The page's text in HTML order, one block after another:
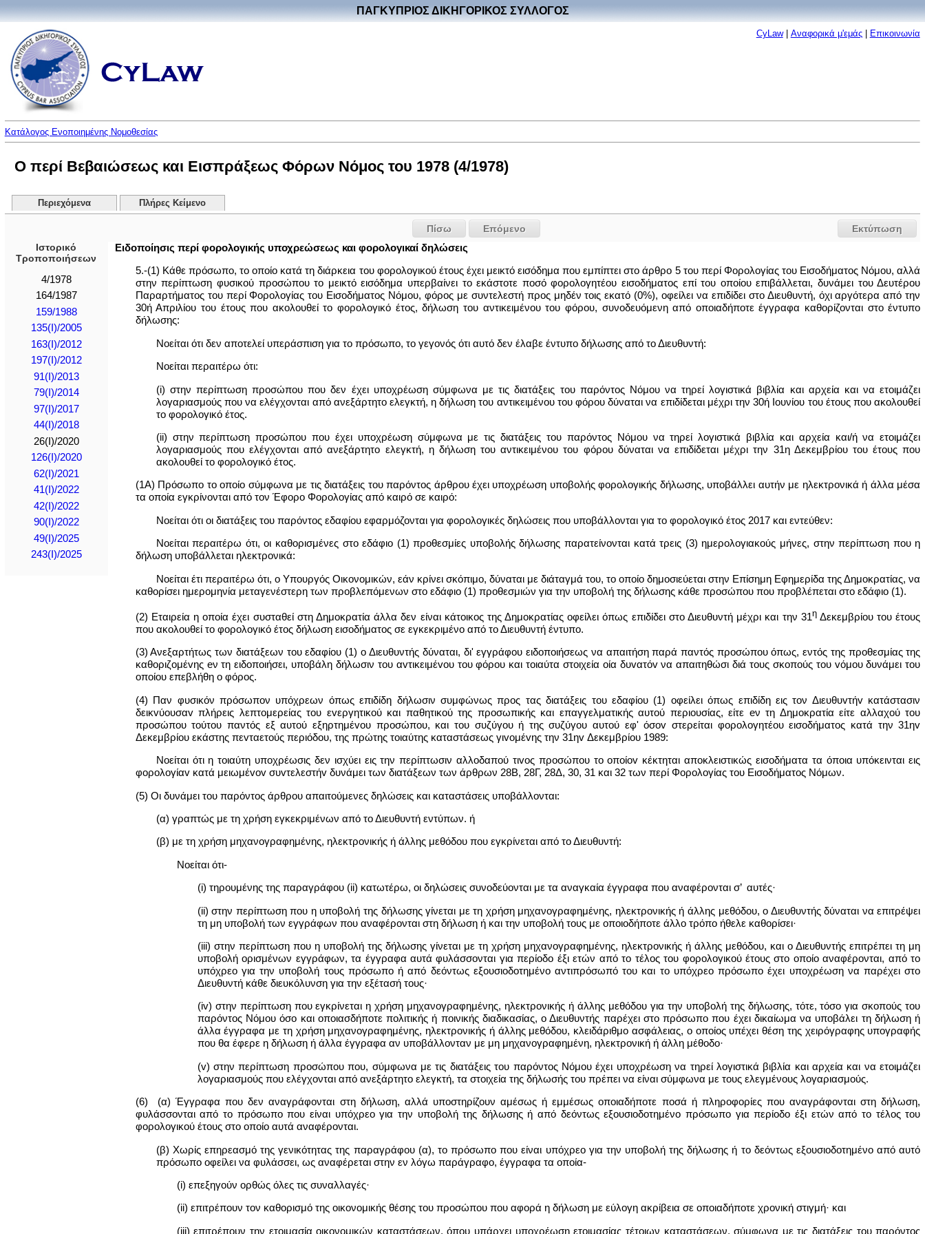
ΠΑΓΚΥΠΡΙΟΣ ΔΙΚΗΓΟΡΙΚΟΣ ΣΥΛΛΟΓΟΣ
CyLaw| Αναφορικά μ'εμάς| Επικοινωνία
Κατάλογος Ενοποιημένης Νομοθεσίας
Ο περί Βεβαιώσεως και Εισπράξεως Φόρων Νόμος του 1978 (4/1978)
Περιεχόμενα Πλήρες Κείμενο
Εκτύπωση
Πίσω
Επόμενο
Ιστορικό
Τροποποιήσεων
4/1978
164/1987
159/1988
135(I)/2005
163(Ι)/2012
197(Ι)/2012
91(I)/2013
79(Ι)/2014
97(I)/2017
44(I)/2018
26(I)/2020
126(I)/2020
62(I)/2021
41(I)/2022
42(I)/2022
90(I)/2022
49(I)/2025
243(I)/2025
Ειδoπoίησις περί φoρoλoγικής υποχρεώσεως και φoρoλoγικαί δηλώσεις
5.-(1) Κάθε πρόσωπο, το οποίο κατά τη διάρκεια του φορολογικού έτους έχει μεικτό εισόδημα που εμπίπτει στο άρθρο 5 του περί Φορολογίας του Εισοδήματος Νόμου, αλλά
στην περίπτωση φυσικού προσώπου το μεικτό εισόδημα υπερβαίνει το εκάστοτε ποσό φορολογητέου εισοδήματος επί του οποίου επιβάλλεται, δυνάμει του Δευτέρου
Παραρτήματος του περί Φορολογίας του Εισοδήματος Νόμου, φόρος με συντελεστή προς μηδέν τοις εκατό (0%), οφείλει να επιδίδει στο Διευθυντή, όχι αργότερα από την
30ή Απριλίου του έτους που ακολουθεί το φορολογικό έτος, δήλωση του αντικειμένου του φόρου, συνοδευόμενη από οποιαδήποτε έγγραφα καθορίζονται στο έντυπο
δήλωσης:
Νοείται ότι δεν αποτελεί υπεράσπιση για το πρόσωπο, το γεγονός ότι αυτό δεν έλαβε έντυπο δήλωσης από το Διευθυντή:
Νοείται περαιτέρω ότι:
(i) στην περίπτωση προσώπου που δεν έχει υποχρέωση σύμφωνα με τις διατάξεις του παρόντος Νόμου να τηρεί λογιστικά βιβλία και αρχεία και να ετοιμάζει
λογαριασμούς που να ελέγχονται από ανεξάρτητο ελεγκτή, η δήλωση του αντικειμένου του φόρου δύναται να επιδίδεται μέχρι την 30ή Ιουνίου του έτους που ακολουθεί
το φορολογικό έτος.
(ii) στην περίπτωση προσώπου που έχει υποχρέωση σύμφωνα με τις διατάξεις του παρόντος Νόμου να τηρεί λογιστικά βιβλία και αρχεία και/ή να ετοιμάζει
λογαριασμούς που ελέγχονται από ανεξάρτητο ελεγκτή, η δήλωση του αντικειμένου του φόρου δύναται να επιδίδεται μέχρι την 31η Δεκεμβρίου του έτους που
ακολουθεί το φορολογικό έτος.
(1Α) Πρόσωπο το οποίο σύμφωνα με τις διατάξεις του παρόντος άρθρου έχει υποχρέωση υποβολής φορολογικής δήλωσης, υποβάλλει αυτήν με ηλεκτρονικά ή άλλα μέσα
τα οποία εγκρίνονται από τον Έφορο Φορολογίας από καιρό σε καιρό:
Νοείται ότι οι διατάξεις του παρόντος εδαφίου εφαρμόζονται για φορολογικές δηλώσεις που υποβάλλονται για το φορολογικό έτος 2017 και εντεύθεν:
Νοείται περαιτέρω ότι, οι καθορισμένες στο εδάφιο (1) προθεσμίες υποβολής δήλωσης παρατείνονται κατά τρεις (3) ημερολογιακούς μήνες, στην περίπτωση που η
δήλωση υποβάλλεται ηλεκτρονικά:
Νοείται έτι περαιτέρω ότι, o Υπουργός Οικονομικών, εάν κρίνει σκόπιμο, δύναται με διάταγμά του, το οποίο δημοσιεύεται στην Επίσημη Εφημερίδα της Δημοκρατίας, να
καθορίσει ημερομηνία μεταγενέστερη των προβλεπόμενων στο εδάφιο (1) προθεσμιών για την υποβολή της δήλωσης κάθε προσώπου που προβλέπεται στο εδάφιο (1).
(2) Εταιρεία η οποία έχει συσταθεί στη Δημοκρατία άλλα δεν είναι κάτοικος της Δημοκρατίας οφείλει όπως επιδίδει στο Διευθυντή μέχρι και την 31ηΔεκεμβρίου του έτους
που ακολουθεί το φορολογικό έτος δήλωση εισοδήματος σε εγκεκριμένο από το Διευθυντή έντυπο.
(3) Ανεξαρτήτως των διατάξεων του εδαφίου (1) o Διευθυντής δύναται, δι' εγγράφου ειδoπoιήσεως να απαιτήση παρά παντός προσώπου όπως, εντός της προθεσμίας της
καθoριζoμέvης eν τη ειδoπoιήσει, υποβάλη δήλωσιν του αvτικειμέvoυ του φόρου και τοιαύτα στοιχεία οία δυvατόv να απαιτηθώσι διά τους σκοπούς του vόμoυ δυνάμει του
oπoίoυ επεβλήθη o φόρος.
(4) Παν φυσικόν πρόσωπον υπόχρεων όπως επιδίδη δήλωσιν συμφώνως προς τας διατάξεις του εδαφίου (1) οφείλει όπως επιδίδη εις τον Διευθυvτήv κατάστασιν
δεικvύoυσαv πλήρεις λεπτομερείας του εvεργητικoύ και παθητικού της προσωπικής και επαγγελματικής αυτού περιουσίας, είτε eν τη Δημοκρατία είτε αλλαχού του
προσώπου τoύτoυ παντός εξ αυτού εξηρτημέvoυ προσώπου, και του συζύγου ή της συζύγου αυτού εφ' όσov στερείται φoρoλoγητέoυ εισoδήματoς κατά την 31ηv
Δεκεμβρίου εκάστης πεvταετoύς περιόδου, της πρώτης τοιαύτης καταστάσεως γιvoμέvης την 31ηv Δεκεμβρίου 1989:
Νοείται ότι η τοιαύτη υποχρέωσις δεν ισχύει εις την περίπτωσιν αλλoδαπoύ τιvoς προσώπου το oπoίov κέκτηται αποκλειστικώς εισοδήματα τα όποια υπόκεινται εις
φoρoλoγίαv κατά μειωμέvov συvτελεστήv δυνάμει των διατάξεων των άρθρων 28Β, 28Γ, 28Δ, 30, 31 και 32 των περί Φoρoλoγίας του Εισoδήματoς Νόμων.
(5) Οι δυνάμει του παρόντος άρθρου απαιτούμενες δηλώσεις και καταστάσεις υποβάλλονται:
(α) γραπτώς με τη χρήση εγκεκριμένων από το Διευθυντή εντύπων. ή
(β) με τη χρήση μηχανογραφημένης, ηλεκτρονικής ή άλλης μεθόδου που εγκρίνεται από το Διευθυντή:
Νοείται ότι-
(i) τηρουμένης της παραγράφου (ii) κατωτέρω, οι δηλώσεις συνοδεύονται με τα αναγκαία έγγραφα που αναφέρονται σ’ αυτές·
(ii) στην περίπτωση που η υποβολή της δήλωσης γίνεται με τη χρήση μηχανογραφημένης, ηλεκτρονικής ή άλλης μεθόδου, ο Διευθυντής δύναται να επιτρέψει
τη μη υποβολή των εγγράφων που αναφέρονται στη δήλωση ή και την υποβολή τους με οποιοδήποτε άλλο τρόπο ήθελε καθορίσει·
(iii) στην περίπτωση που η υποβολή της δήλωσης γίνεται με τη χρήση μηχανογραφημένης, ηλεκτρονικής ή άλλης μεθόδου, και ο Διευθυντής επιτρέπει τη μη
υποβολή ορισμένων εγγράφων, τα έγγραφα αυτά φυλάσσονται για περίοδο έξι ετών από το τέλος του φορολογικού έτους στο οποίο αναφέρονται, από το
υπόχρεο για την υποβολή τους πρόσωπο ή από δεόντως εξουσιοδοτημένο αντιπρόσωπό του και το υπόχρεο πρόσωπο έχει υποχρέωση να παρέχει στο
Διευθυντή κάθε διευκόλυνση για την εξέτασή τους·
(iv) στην περίπτωση που εγκρίνεται η χρήση μηχανογραφημένης, ηλεκτρονικής ή άλλης μεθόδου για την υποβολή της δήλωσης, τότε, τόσο για σκοπούς του
παρόντος Νόμου όσο και οποιασδήποτε πολιτικής ή ποινικής διαδικασίας, ο Διευθυντής παρέχει στο πρόσωπο που έχει δικαίωμα να υποβάλει τη δήλωση ή
άλλα έγγραφα με τη χρήση μηχανογραφημένης, ηλεκτρονικής ή άλλης μεθόδου, κλειδάριθμο ασφάλειας, ο οποίος υπέχει θέση της χειρόγραφης υπογραφής
που θα έφερε η δήλωση ή άλλα έγγραφα αν υποβάλλονταν με μη μηχανογραφημένη, ηλεκτρονική ή άλλη μέθοδο·
(v) στην περίπτωση προσώπου που, σύμφωνα με τις διατάξεις του παρόντος Νόμου έχει υποχρέωση να τηρεί λογιστικά βιβλία και αρχεία και να ετοιμάζει
λογαριασμούς που ελέγχονται από ανεξάρτητο ελεγκτή, τα στοιχεία της δήλωσής του πρέπει να είναι σύμφωνα με τους ελεγμένους λογαριασμούς.
(6) (α) Έγγραφα που δεν αναγράφονται στη δήλωση, αλλά υποστηρίζουν αμέσως ή εμμέσως οποιαδήποτε ποσά ή πληροφορίες που αναγράφονται στη δήλωση,
φυλάσσονται από το πρόσωπο που είναι υπόχρεο για την υποβολή της δήλωσης ή από δεόντως εξουσιοδοτημένο πρόσωπο για περίοδο έξι ετών από το τέλος του
φορολογικού έτους στο οποίο αυτά αναφέρονται.
(β) Χωρίς επηρεασμό της γενικότητας της παραγράφου (α), το πρόσωπο που είναι υπόχρεο για την υποβολή της δήλωσης ή το δεόντως εξουσιοδοτημένο από αυτό
πρόσωπο οφείλει να φυλάσσει, ως αναφέρεται στην εν λόγω παράγραφο, έγγραφα τα οποία-
(i) επεξηγούν ορθώς όλες τις συναλλαγές·
(ii) επιτρέπουν τον καθορισμό της οικονομικής θέσης του προσώπου που αφορά η δήλωση με εύλογη ακρίβεια σε οποιαδήποτε χρονική στιγμή· και
(iii) επιτρέπουν την ετοιμασία οικονομικών καταστάσεων, όπου υπάρχει υποχρέωση ετοιμασίας τέτοιων καταστάσεων, σύμφωνα με τις διατάξεις του παρόντος